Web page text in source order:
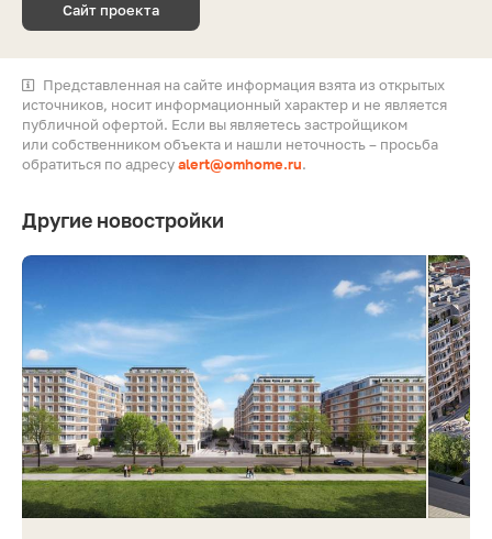
Сайт проекта
Представленная на сайте информация взята из открытых
источников, носит информационный характер и не является
публичной офертой. Если вы являетесь застройщиком
или собственником объекта и нашли неточность – просьба
обратиться по адресуalert@omhome.ru.
Другие новостройки